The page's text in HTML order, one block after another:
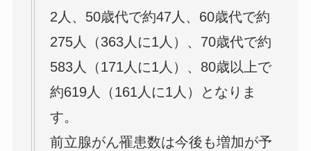
2人、50歳代で約47人、60歳代で約
275人（363人に1人）、70歳代で約
583人（171人に1人）、80歳以上で
約619人（161人に1人）となりま
す。
前立腺がん罹患数は今後も増加が予